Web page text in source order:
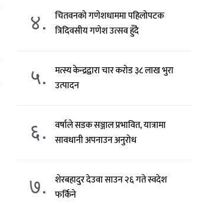
४.
चितवनको गणेशधाममा पहिलोपटक
त्रिदिवसीय गणेश उत्सव हुँदै
५.
मत्स्य केन्द्रद्वारा चार करोड ३८ लाख भुरा
उत्पादन
६.
वर्षाले सडक सञ्जाल प्रभावित, यात्रामा
सावधानी अपनाउन अनुरोध
७.
शेरबहादुर देउवा साउन २६ गते स्वदेश
फर्किने